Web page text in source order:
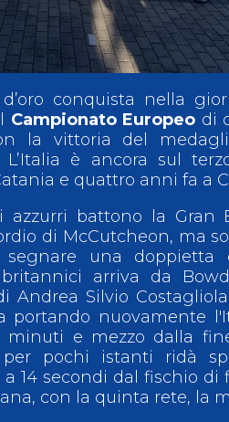
Photogallery Videogallery
Privacy Policy
conquista nella
Campionato Europeo di
la vittoria del
L’Italia è ancora sul
e quattro anni fa a
battono la Gran
di McCutcheon, ma
una doppietta
arriva da
Andrea Silvio
nuovamente
e mezzo dalla
pochi istanti ridà
14 secondi dal fischio di
con la quinta rete, la